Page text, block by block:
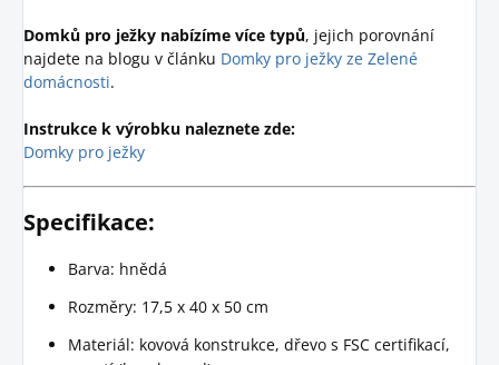
Domků pro ježky nabízíme více typů, jejich porovnání
najdete na blogu v článku Domky pro ježky ze Zelené
domácnosti.
Instrukce k výrobku naleznete zde:
Domky pro ježky
Specifikace:
Barva: hnědá
Rozměry: 17,5 x 40 x 50 cm
Materiál: kovová konstrukce, dřevo s FSC certifikací,